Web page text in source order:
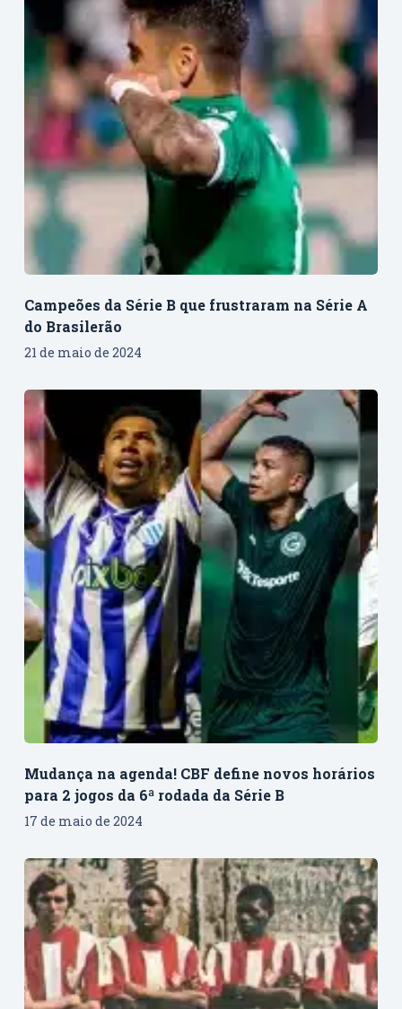
Campeões da Série B que frustraram na Série A
do Brasilerão
21 de maio de 2024
Mudança na agenda! CBF define novos horários
para 2 jogos da 6ª rodada da Série B
17 de maio de 2024